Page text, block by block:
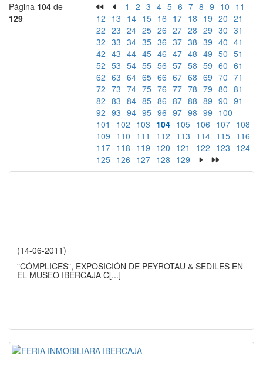
Página 104 de
129
1 2 3 4 5 6 7 8 9 10 11
12 13 14 15 16 17 18 19 20 21
22 23 24 25 26 27 28 29 30 31
32 33 34 35 36 37 38 39 40 41
42 43 44 45 46 47 48 49 50 51
52 53 54 55 56 57 58 59 60 61
62 63 64 65 66 67 68 69 70 71
72 73 74 75 76 77 78 79 80 81
82 83 84 85 86 87 88 89 90 91
92 93 94 95 96 97 98 99 100
101
102 103 104 105 106 107 108
109 110 111 112 113 114 115 116
117 118 119 120 121 122 123 124
125 126 127 128 129
(14-06-2011)
"CÓMPLICES", EXPOSICIÓN DE PEYROTAU & SEDILES EN
EL MUSEO IBERCAJA C[...]